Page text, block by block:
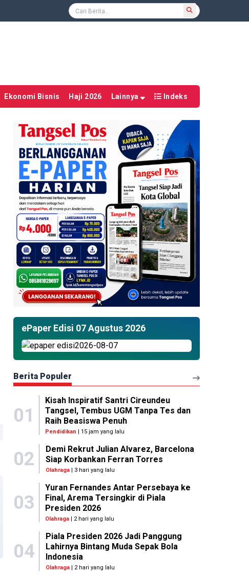
Ekonomi Bisnis Haji 2026 Lainnya Indeks
ePaper Edisi 07 Agustus 2026
Berita Populer
01
Kisah Inspiratif Santri Cireundeu
Tangsel, Tembus UGM Tanpa Tes dan
Raih Beasiswa Penuh
Pendidikan | 15 jam yang lalu
02
Demi Rekrut Julian Alvarez, Barcelona
Siap Korbankan Ferran Torres
Olahraga| 3 hari yang lalu
03
Yuran Fernandes Antar Persebaya ke
Final, Arema Tersingkir di Piala
Presiden 2026
Olahraga | 2 hari yang lalu
04
Piala Presiden 2026 Jadi Panggung
Lahirnya Bintang Muda Sepak Bola
Indonesia
Olahraga| 2 hari yang lalu